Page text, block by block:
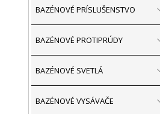
BAZÉNOVÉ PRÍSLUŠENSTVO
BAZÉNOVÉ PROTIPRÚDY
BAZÉNOVÉ SVETLÁ
BAZÉNOVÉ VYSÁVAČE